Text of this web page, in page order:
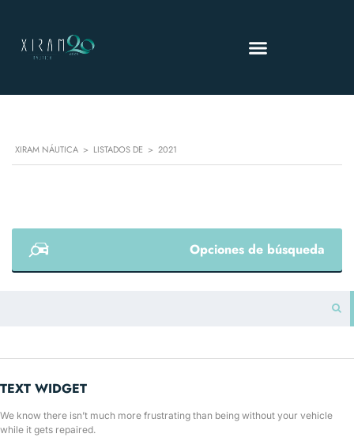
XIRAM NÁUTICA > LISTADOS DE > 2021
Opciones de búsqueda
TEXT WIDGET
We know there isn’t much more frustrating than being without your vehicle
while it gets repaired.